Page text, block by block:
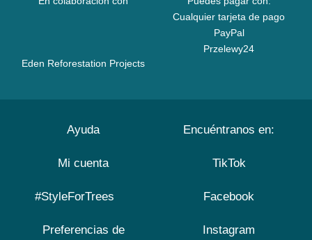
Eden Reforestation Projects
Cualquier tarjeta de pago
PayPal
Przelewy24
Ayuda
Mi cuenta
#StyleForTrees
Preferencias de
Encuéntranos en:
TikTok
Facebook
Instagram